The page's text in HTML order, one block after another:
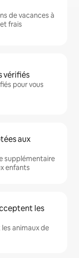
de vacances à
frais
vérifiés
pour vous
aux
supplémentaire
enfants
les
animaux de